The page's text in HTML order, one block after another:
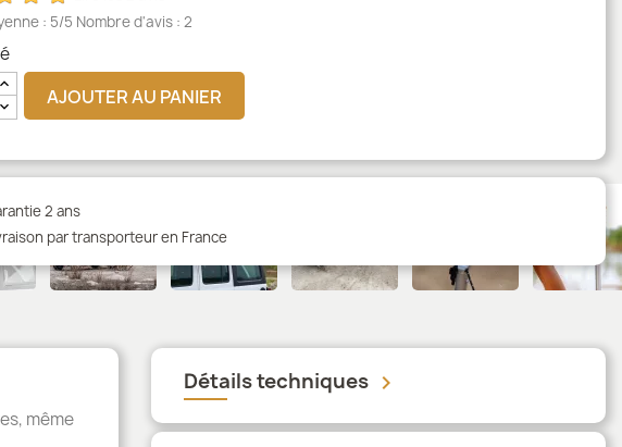
: 5/5 Nombre d'avis : 2
AJOUTER AU PANIER
2 ans
par transporteur en France
même
Détails techniques keyboard_arrow_down